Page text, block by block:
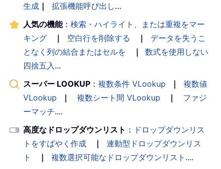
生成 ｜ 拡張機能呼び出し…
人気の機能： 検索・ハイライト、または重複をマー
キング
｜ 空白行を削除する ｜
データを失うこ
となく列の結合またはセルを
｜
数式を使用しない
四捨五入 ...
スーパー LOOKUP ： 複数条件 VLookup ｜
複数値
VLookup
｜ 複数シート間 VLookup ｜
ファジ
ーマッチ....
高度なドロップダウンリスト ： ドロップダウンリス
トをすばやく作成
｜
連動型ドロップダウンリス
ト
｜ 複数選択可能なドロップダウンリスト ....